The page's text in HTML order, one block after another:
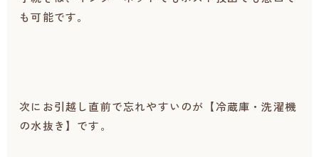
も可能です。
次にお引越し直前で忘れやすいのが【冷蔵庫・洗濯機
の水抜き】です。